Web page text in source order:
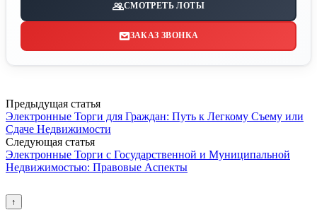
СМОТРЕТЬ ЛОТЫ
ЗАКАЗ ЗВОНКА
Предыдущая статья
Электронные Торги для Граждан: Путь к Легкому Съему или
Сдаче Недвижимости
Следующая статья
Электронные Торги с Государственной и Муниципальной
Недвижимостью: Правовые Аспекты
↑